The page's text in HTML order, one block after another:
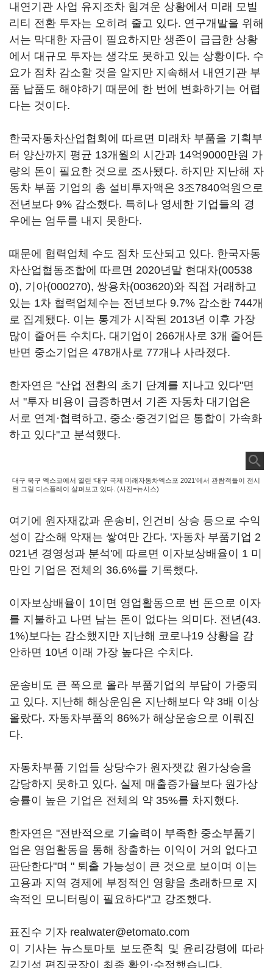
내연기관 사업 유지조차 힘겨운 상황에서 미래 모빌
리티 전환 투자는 오히려 줄고 있다. 연구개발을 위해
서는 막대한 자금이 필요하지만 생존이 급급한 상황
에서 대규모 투자는 생각도 못하고 있는 상황이다. 수
요가 점차 감소할 것을 알지만 지속해서 내연기관 부
품 납품도 해야하기 때문에 한 번에 변화하기는 어렵
다는 것이다.
한국자동차산업협회에 따르면 미래차 부품을 기획부
터 양산까지 평균 13개월의 시간과 14억9000만원 가
량의 돈이 필요한 것으로 조사됐다. 하지만 지난해 자
동차 부품 기업의 총 설비투자액은 3조7840억원으로
전년보다 9% 감소했다. 특히나 영세한 기업들의 경
우에는 엄두를 내지 못한다.
때문에 협력업체 수도 점차 도산되고 있다. 한국자동
차산업협동조합에 따르면 2020년말 현대차(00538
0), 기아(000270), 쌍용차(003620)와 직접 거래하고
있는 1차 협력업체수는 전년보다 9.7% 감소한 744개
로 집계됐다. 이는 통계가 시작된 2013년 이후 가장
많이 줄어든 수치다. 대기업이 266개사로 3개 줄어든
반면 중소기업은 478개사로 77개나 사라졌다.
한자연은 "산업 전환의 초기 단계를 지나고 있다"면
서 "투자 비용이 급증하면서 기존 자동차 대기업은
서로 연계·협력하고, 중소·중견기업은 통합이 가속화
하고 있다"고 분석했다.
대구 북구 엑스코에서 열린 ‘대구 국제 미래자동차엑스포 2021’에서 관람객들이 전시
된 그릴 디스플레이 살펴보고 있다. (사진=뉴시스)
여기에 원자재값과 운송비, 인건비 상승 등으로 수익
성이 감소해 악재는 쌓여만 간다. '자동차 부품기업 2
021년 경영성과 분석'에 따르면 이자보상배율이 1 미
만인 기업은 전체의 36.6%를 기록했다.
이자보상배율이 1이면 영업활동으로 번 돈으로 이자
를 지불하고 나면 남는 돈이 없다는 의미다. 전년(43.
1%)보다는 감소했지만 지난해 코로나19 상황을 감
안하면 10년 이래 가장 높다은 수치다.
운송비도 큰 폭으로 올라 부품기업의 부담이 가중되
고 있다. 지난해 해상운임은 지난해보다 약 3배 이상
올랐다. 자동차부품의 86%가 해상운송으로 이뤄진
다.
자동차부품 기업들 상당수가 원자잿값 원가상승을
감당하지 못하고 있다. 실제 매출증가율보다 원가상
승률이 높은 기업은 전체의 약 35%를 차지했다.
한자연은 "전반적으로 기술력이 부족한 중소부품기
업은 영업활동을 통해 창출하는 이익이 거의 없다고
판단한다"며 " 퇴출 가능성이 큰 것으로 보이며 이는
고용과 지역 경제에 부정적인 영향을 초래하므로 지
속적인 모니터링이 필요하다"고 강조했다.
표진수 기자 realwater@etomato.com
이 기사는 뉴스토마토 보도준칙 및 윤리강령에 따라
김기성 편집국장이 최종 확인·수정했습니다.